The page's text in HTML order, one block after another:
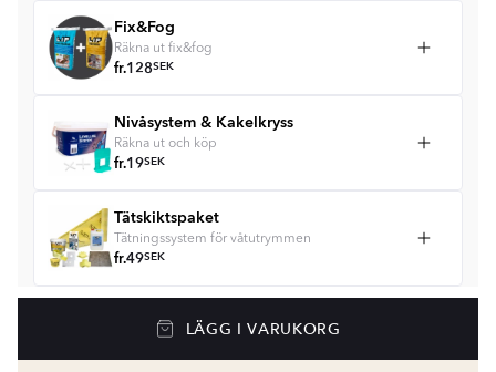
Fix&Fog
Räkna ut fix&fog
fr.128SEK
Nivåsystem & Kakelkryss
Räkna ut och köp
fr.19SEK
Tätskiktspaket
Tätningssystem för våtutrymmen
fr.49SEK
Se färger och beräkna rätt mängd våtrumssilikon
LÄGG I VARUKORG